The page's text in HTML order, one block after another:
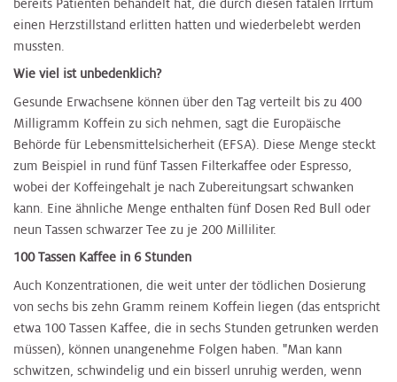
bereits Patienten behandelt hat, die durch diesen fatalen Irrtum
einen Herzstillstand erlitten hatten und wiederbelebt werden
mussten.
Wie viel ist unbedenklich?
Gesunde Erwachsene können über den Tag verteilt bis zu 400
Milligramm Koffein zu sich nehmen, sagt die Europäische
Behörde für Lebensmittelsicherheit (EFSA). Diese Menge steckt
zum Beispiel in rund fünf Tassen Filterkaffee oder Espresso,
wobei der Koffeingehalt je nach Zubereitungsart schwanken
kann. Eine ähnliche Menge enthalten fünf Dosen Red Bull oder
neun Tassen schwarzer Tee zu je 200 Milliliter.
100 Tassen Kaffee in 6 Stunden
Auch Konzentrationen, die weit unter der tödlichen Dosierung
von sechs bis zehn Gramm reinem Koffein liegen (das entspricht
etwa 100 Tassen Kaffee, die in sechs Stunden getrunken werden
müssen), können unangenehme Folgen haben. "Man kann
schwitzen, schwindelig und ein bisserl unruhig werden, wenn